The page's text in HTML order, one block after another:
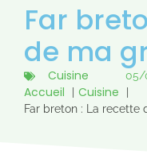
Far
de ma
Cuisine 05/
Accueil Cuisine
Far breton : La recette